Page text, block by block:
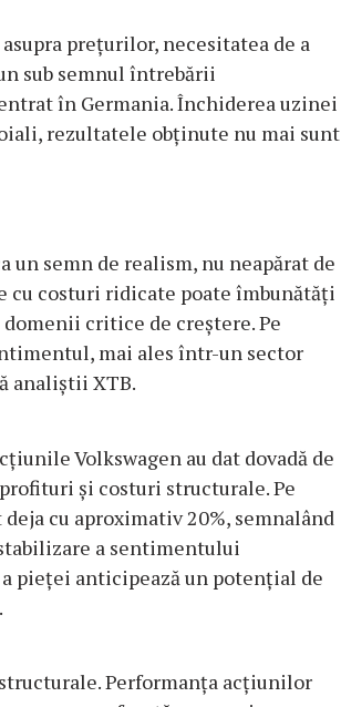
prețurilor, necesitatea de a
sub semnul întrebării
în Germania. Închiderea uzinei
rezultatele obținute nu mai sunt
semn de realism, nu neapărat de
cu costuri ridicate poate îmbunătăți
critice de creștere. Pe
mai ales într-un sector
analiștii XTB.
Volkswagen au dat dovadă de
și costuri structurale. Pe
cu aproximativ 20%, semnalând
a sentimentului
pieței anticipează un potențial de
Performanța acțiunilor